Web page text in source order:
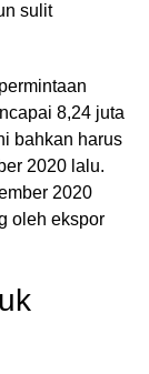
sulit
8,24 juta
bahkan harus
2020 lalu.
2020
oleh ekspor